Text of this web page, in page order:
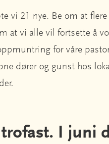
vi 21 nye. Be om at flere
at vi alle vil fortsette å
for våre
dører og gunst hos
I juni